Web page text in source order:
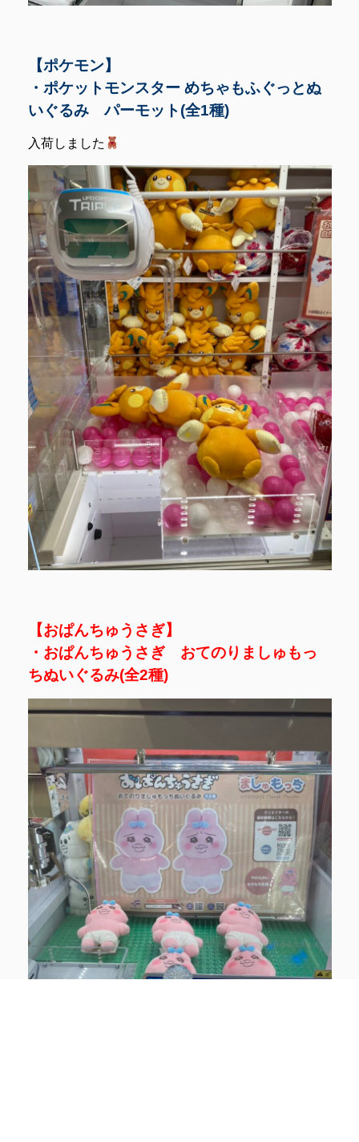
【ポケモン】
・ポケットモンスター めちゃもふぐっとぬ
いぐるみ パーモット(全1種)
入荷しました
【おぱんちゅうさぎ】
・おぱんちゅうさぎ おてのりましゅもっ
ちぬいぐるみ(全2種)